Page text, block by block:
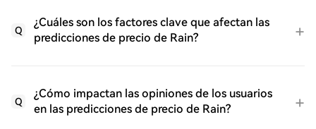
Q
¿Cuáles son los factores clave que afectan las
predicciones de precio de Rain?
Q
¿Cómo impactan las opiniones de los usuarios
en las predicciones de precio de Rain?